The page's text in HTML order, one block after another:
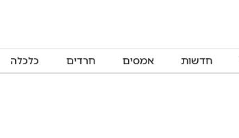
חדשות אמסים חרדים כלכלה